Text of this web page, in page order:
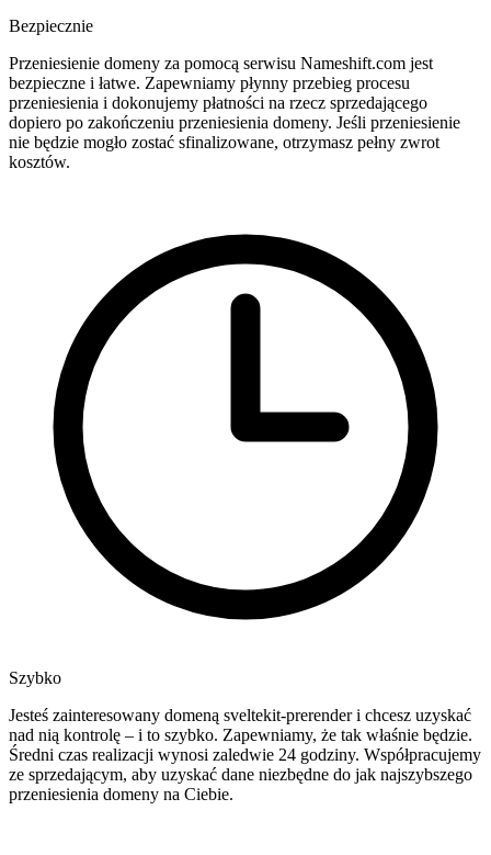
Bezpiecznie
Przeniesienie domeny za pomocą serwisu Nameshift.com jest
bezpieczne i łatwe. Zapewniamy płynny przebieg procesu
przeniesienia i dokonujemy płatności na rzecz sprzedającego
dopiero po zakończeniu przeniesienia domeny. Jeśli przeniesienie
nie będzie mogło zostać sfinalizowane, otrzymasz pełny zwrot
kosztów.
Szybko
Jesteś zainteresowany domeną sveltekit-prerender i chcesz uzyskać
nad nią kontrolę – i to szybko. Zapewniamy, że tak właśnie będzie.
Średni czas realizacji wynosi zaledwie 24 godziny. Współpracujemy
ze sprzedającym, aby uzyskać dane niezbędne do jak najszybszego
przeniesienia domeny na Ciebie.